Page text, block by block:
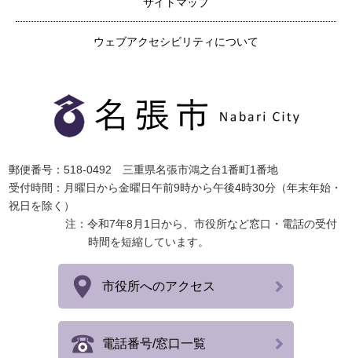
ウェブアクセシビリティについて
郵便番号：518-0492 三重県名張市鴻之台1番町1番地
受付時間：月曜日から金曜日午前9時から午後4時30分（年末年始・
祝日を除く）
注：令和7年8月1日から、市役所など窓口・電話の受付
時間を短縮しています。
市役所へのアクセス
電話番号/窓口一覧